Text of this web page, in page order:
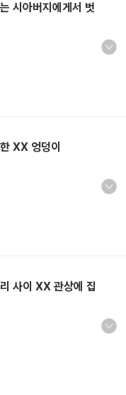
시아버지에게서 벗
XX 엉덩이
사이 XX 관상에 집